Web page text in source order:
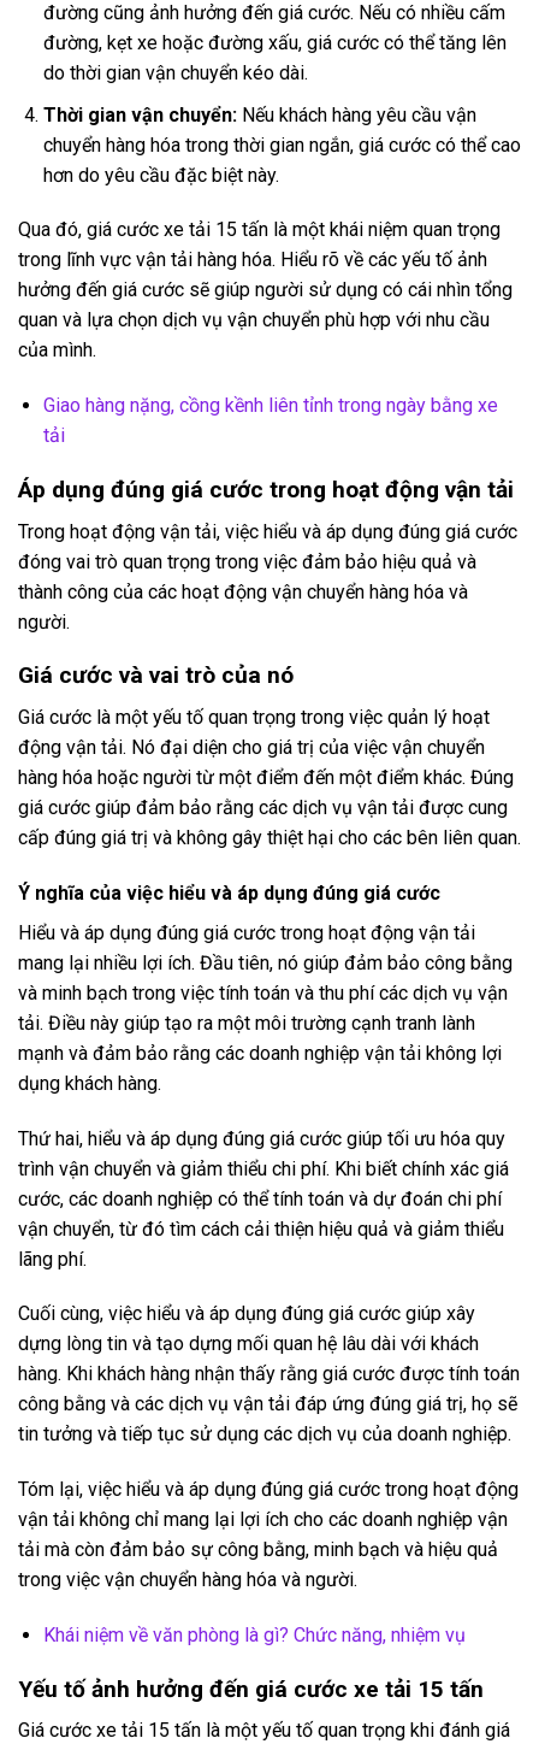
đường cũng ảnh hưởng đến giá cước. Nếu có nhiều cấm
đường, kẹt xe hoặc đường xấu, giá cước có thể tăng lên
do thời gian vận chuyển kéo dài.
Thời gian vận chuyển:Nếu khách hàng yêu cầu vận
chuyển hàng hóa trong thời gian ngắn, giá cước có thể cao
hơn do yêu cầu đặc biệt này.
Qua đó, giá cước xe tải 15 tấn là một khái niệm quan trọng
trong lĩnh vực vận tải hàng hóa. Hiểu rõ về các yếu tố ảnh
hưởng đến giá cước sẽ giúp người sử dụng có cái nhìn tổng
quan và lựa chọn dịch vụ vận chuyển phù hợp với nhu cầu
của mình.
Giao hàng nặng, cồng kềnh liên tỉnh trong ngày bằng xe
tải
Áp dụng đúng giá cước trong hoạt động vận tải
Trong hoạt động vận tải, việc hiểu và áp dụng đúng giá cước
đóng vai trò quan trọng trong việc đảm bảo hiệu quả và
thành công của các hoạt động vận chuyển hàng hóa và
người.
Giá cước và vai trò của nó
Giá cước là một yếu tố quan trọng trong việc quản lý hoạt
động vận tải. Nó đại diện cho giá trị của việc vận chuyển
hàng hóa hoặc người từ một điểm đến một điểm khác. Đúng
giá cước giúp đảm bảo rằng các dịch vụ vận tải được cung
cấp đúng giá trị và không gây thiệt hại cho các bên liên quan.
Ý nghĩa của việc hiểu và áp dụng đúng giá cước
Hiểu và áp dụng đúng giá cước trong hoạt động vận tải
mang lại nhiều lợi ích. Đầu tiên, nó giúp đảm bảo công bằng
và minh bạch trong việc tính toán và thu phí các dịch vụ vận
tải. Điều này giúp tạo ra một môi trường cạnh tranh lành
mạnh và đảm bảo rằng các doanh nghiệp vận tải không lợi
dụng khách hàng.
Thứ hai, hiểu và áp dụng đúng giá cước giúp tối ưu hóa quy
trình vận chuyển và giảm thiểu chi phí. Khi biết chính xác giá
cước, các doanh nghiệp có thể tính toán và dự đoán chi phí
vận chuyển, từ đó tìm cách cải thiện hiệu quả và giảm thiểu
lãng phí.
Cuối cùng, việc hiểu và áp dụng đúng giá cước giúp xây
dựng lòng tin và tạo dựng mối quan hệ lâu dài với khách
hàng. Khi khách hàng nhận thấy rằng giá cước được tính toán
công bằng và các dịch vụ vận tải đáp ứng đúng giá trị, họ sẽ
tin tưởng và tiếp tục sử dụng các dịch vụ của doanh nghiệp.
Tóm lại, việc hiểu và áp dụng đúng giá cước trong hoạt động
vận tải không chỉ mang lại lợi ích cho các doanh nghiệp vận
tải mà còn đảm bảo sự công bằng, minh bạch và hiệu quả
trong việc vận chuyển hàng hóa và người.
Khái niệm về văn phòng là gì? Chức năng, nhiệm vụ
Yếu tố ảnh hưởng đến giá cước xe tải 15 tấn
Giá cước xe tải 15 tấn là một yếu tố quan trọng khi đánh giá